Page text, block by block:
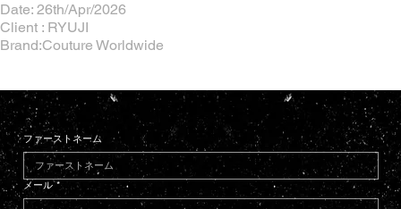
Date: 26th/Apr/2026
Client : RYUJI
Brand:Couture Worldwide
ファーストネーム
メール *